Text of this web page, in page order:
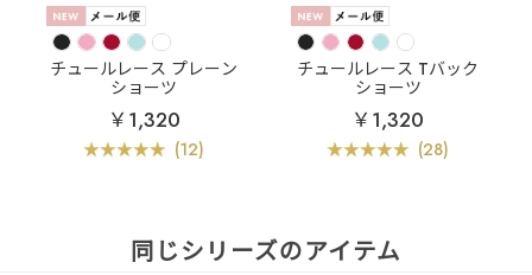
チュールレース プレーン
ショーツ
￥1,320
(12)
チュールレース Tバック
ショーツ
￥1,320
(28)
同じシリーズのアイテム